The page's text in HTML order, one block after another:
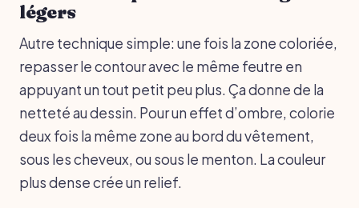
légers
Autre technique simple: une fois la zone coloriée,
repasser le contour avec le même feutre en
appuyant un tout petit peu plus. Ça donne de la
netteté au dessin. Pour un effet d’ombre, colorie
deux fois la même zone au bord du vêtement,
sous les cheveux, ou sous le menton. La couleur
plus dense crée un relief.